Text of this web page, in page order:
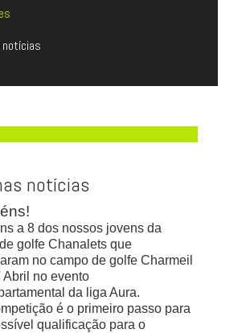
notícias
a 8 dos nossos jovens da
golfe Chanalets que
no campo de golfe Charmeil
Abril no evento
da liga Aura.
é o primeiro passo para
qualificação para o